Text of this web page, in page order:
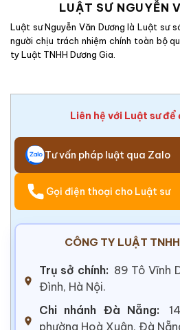
LUẬT SƯ NGUYỄN
Luật sư Nguyễn Văn Dương là Luật sư
người chịu trách nhiệm chính toàn bộ
ty Luật TNHH Dương Gia.
Liên hệ với Luật sư
Tư vấn pháp luật qua Zalo
Gọi điện thoại cho Luật sư
CÔNG TY LUẬT
Trụ sở chính: 89 Tô Vĩnh
Đình, Hà Nội.
Chi nhánh Đà Nẵng:
phường Hoà Xuân, Đà